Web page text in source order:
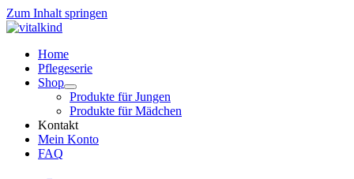
Zum Inhalt springen
Home
Pflegeserie
Shop
Produkte für Jungen
Produkte für Mädchen
Kontakt
Mein Konto
FAQ